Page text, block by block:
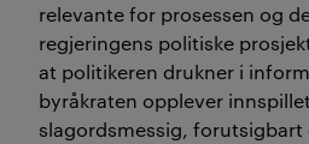
relevante for prosessen og
regjeringens politiske
at politikeren drukner i
byråkraten opplever
slagordsmessig, forutsigbart